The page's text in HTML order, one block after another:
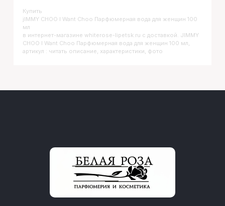
Купить
JIMMY CHOO I Want Choo Парфюмерная вода для женщин 100
мл
в интернет-магазине whiterose-lipetsk.ru с доставкой. JIMMY
CHOO I Want Choo Парфюмерная вода для женщин 100 мл,
артикул : читать описание, характеристики, фото